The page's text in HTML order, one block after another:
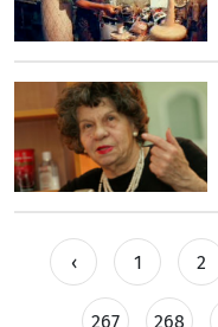
‹ 1 2
267 268